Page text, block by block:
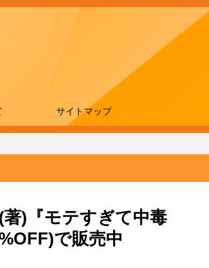
サイトマップ
)『モテすぎて中毒
で販売中